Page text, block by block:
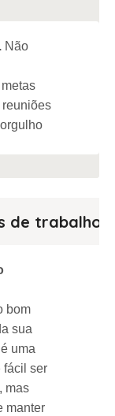
Não
de trabalho
bom
sua
uma
fácil ser
mas
manter